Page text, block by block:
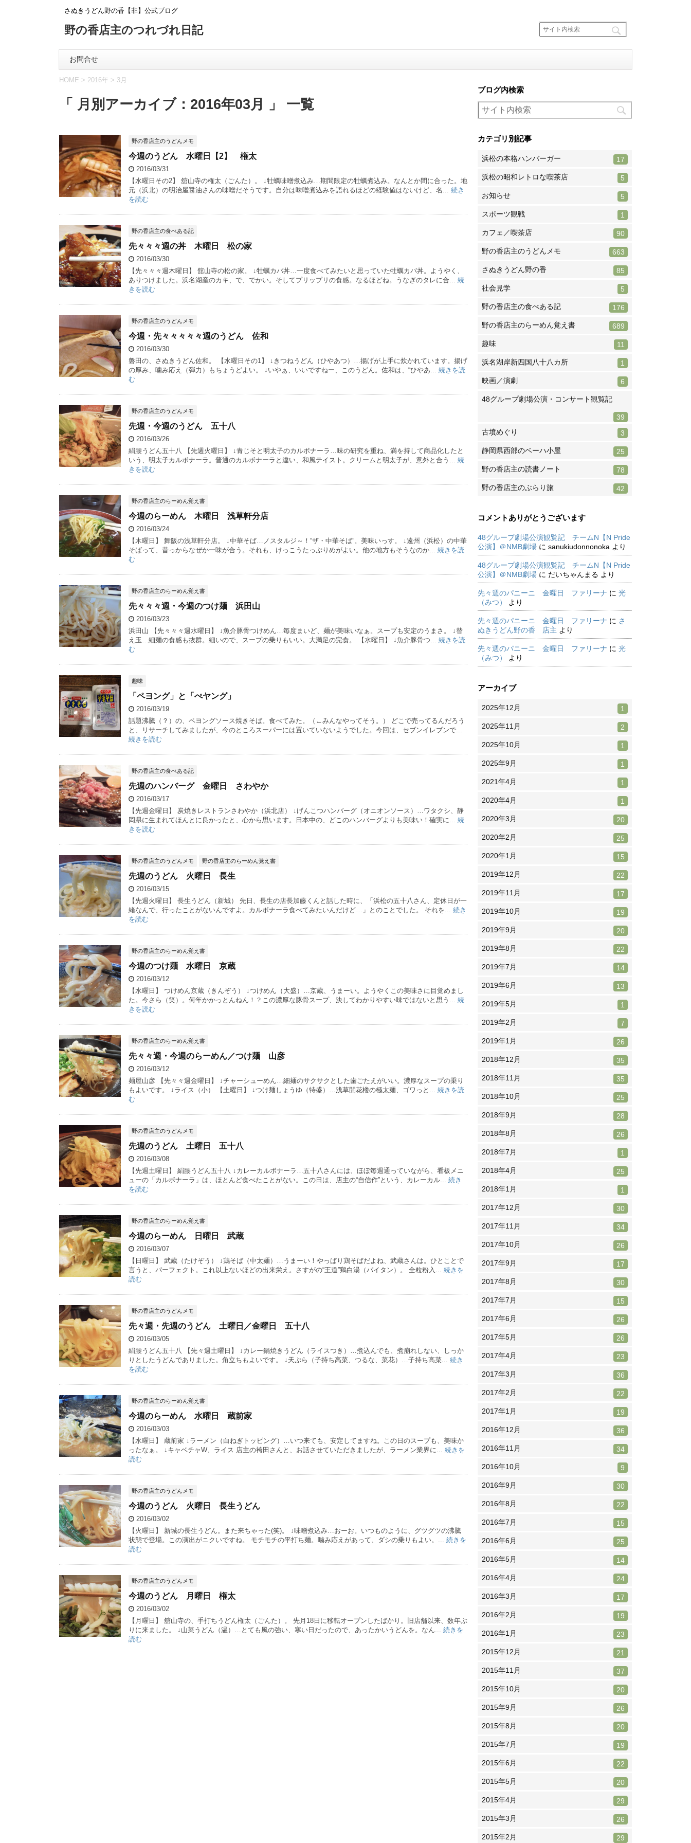
さぬきうどん野の香【非】公式ブログ
野の香店主のつれづれ日記
お問合せ
HOME > 2016年 > 3月
「 月別アーカイブ：2016年03月 」 一覧
野の香店主のうどんメモ
今週のうどん 水曜日【2】 権太
2016/03/31
【水曜日その2】 舘山寺の権太（ごんた）。 ↓牡蠣味噌煮込み…期間限定の牡蠣煮込み。なんとか間に合った。地
元（浜北）の明治屋醤油さんの味噌だそうです。自分は味噌煮込みを語れるほどの経験値はないけど、名... 続き
を読む
野の香店主の食べある記
先々々々週の丼 木曜日 松の家
2016/03/30
【先々々々週木曜日】 舘山寺の松の家。 ↓牡蠣カバ丼…一度食べてみたいと思っていた牡蠣カバ丼。ようやく、
ありつけました。浜名湖産のカキ、で、でかい。そしてプリップリの食感。なるほどね。うなぎのタレに合... 続
きを読む
野の香店主のうどんメモ
今週・先々々々々々週のうどん 佐和
2016/03/30
磐田の、さぬきうどん佐和。 【水曜日その1】 ↓きつねうどん（ひやあつ）…揚げが上手に炊かれています。揚げ
の厚み、噛み応え（弾力）もちょうどよい。 ↓いやぁ、いいですねー、このうどん。佐和は、“ひやあ... 続きを読
む
野の香店主のうどんメモ
先週・今週のうどん 五十八
2016/03/26
絹腰うどん五十八 【先週火曜日】 ↓青じそと明太子のカルボナーラ…味の研究を重ね、満を持して商品化したと
いう、明太子カルボナーラ。普通のカルボナーラと違い、和風テイスト。クリームと明太子が、意外と合う... 続
きを読む
野の香店主のらーめん覚え書
今週のらーめん 木曜日 浅草軒分店
2016/03/24
【木曜日】 舞阪の浅草軒分店。 ↓中華そば…ノスタルジ～！“ザ・中華そば”。美味いっす。 ↓遠州（浜松）の中華
そばって、昔っからなぜか一味が合う。それも、けっこうたっぷりめがよい。他の地方もそうなのか... 続きを読
む
野の香店主のらーめん覚え書
先々々々週・今週のつけ麺 浜田山
2016/03/23
浜田山 【先々々々週水曜日】 ↓魚介豚骨つけめん…毎度まいど、麺が美味いなぁ。スープも安定のうまさ。 ↓替
え玉…細麺の食感も抜群。細いので、スープの乗りもいい。大満足の完食。 【水曜日】 ↓魚介豚骨つ... 続きを読
む
趣味
「ペヨング」と「ぺヤング」
2016/03/19
話題沸騰（？）の、ペヨングソース焼きそば。食べてみた。（←みんなやってそう。） どこで売ってるんだろう
と、リサーチしてみましたが、今のところスーパーには置いていないようでした。今回は、セブンイレブンで...
続きを読む
野の香店主の食べある記
先週のハンバーグ 金曜日 さわやか
2016/03/17
【先週金曜日】 炭焼きレストランさわやか（浜北店） ↓げんこつハンバーグ（オニオンソース）…ワタクシ、静
岡県に生まれてほんとに良かったと、心から思います。日本中の、どこのハンバーグよりも美味い！確実に... 続
きを読む
野の香店主のうどんメモ 野の香店主のらーめん覚え書
先週のうどん 火曜日 長生
2016/03/15
【先週火曜日】 長生うどん（新城） 先日、長生の店長加藤くんと話した時に、「浜松の五十八さん、定休日が一
緒なんで、行ったことがないんですよ。カルボナーラ食べてみたいんだけど…」とのことでした。 それを... 続き
を読む
野の香店主のらーめん覚え書
今週のつけ麺 水曜日 京蔵
2016/03/12
【水曜日】 つけめん京蔵（きんぞう） ↓つけめん（大盛）…京蔵、うまーい。ようやくこの美味さに目覚めまし
た。今さら（笑）。何年かかっとんねん！？この濃厚な豚骨スープ、決してわかりやすい味ではないと思う... 続
きを読む
野の香店主のらーめん覚え書
先々々週・今週のらーめん／つけ麺 山彦
2016/03/12
麺屋山彦 【先々々週金曜日】 ↓チャーシューめん…細麺のサクサクとした歯ごたえがいい。濃厚なスープの乗り
もよいです。 ↓ライス（小） 【土曜日】 ↓つけ麺しょうゆ（特盛）…浅草開花楼の極太麺、ゴワっと... 続きを読
む
野の香店主のうどんメモ
先週のうどん 土曜日 五十八
2016/03/08
【先週土曜日】 絹腰うどん五十八 ↓カレーカルボナーラ…五十八さんには、ほぼ毎週通っていながら、看板メニ
ューの「カルボナーラ」は、ほとんど食べたことがない。この日は、店主の“自信作”という、カレーカル... 続き
を読む
野の香店主のらーめん覚え書
今週のらーめん 日曜日 武蔵
2016/03/07
【日曜日】 武蔵（たけぞう） ↓鶏そば（中太麺）…うまーい！やっぱり鶏そばだよね、武蔵さんは。ひとことで
言うと、パーフェクト。これ以上ないほどの出来栄え。さすがの“王道”鶏白湯（パイタン）。 全粒粉入... 続きを
読む
野の香店主のうどんメモ
先々週・先週のうどん 土曜日／金曜日 五十八
2016/03/05
絹腰うどん五十八 【先々週土曜日】 ↓カレー鍋焼きうどん（ライスつき）…煮込んでも、煮崩れしない、しっか
りとしたうどんでありました。角立ちもよいです。 ↓天ぷら（子持ち高菜、つるな、菜花）…子持ち高菜... 続き
を読む
野の香店主のらーめん覚え書
今週のらーめん 水曜日 蔵前家
2016/03/03
【水曜日】 蔵前家 ↓ラーメン（白ねぎトッピング）…いつ来ても、安定してますね。この日のスープも、美味か
ったなぁ。 ↓キャベチャW、ライス 店主の袴田さんと、お話させていただきましたが、ラーメン業界に... 続きを
読む
野の香店主のうどんメモ
今週のうどん 火曜日 長生うどん
2016/03/02
【火曜日】 新城の長生うどん。また来ちゃった(笑)。 ↓味噌煮込み…おーお。いつものように、グツグツの沸騰
状態で登場。この演出がニクいですね。 モチモチの平打ち麺。噛み応えがあって、ダシの乗りもよい。... 続きを
読む
野の香店主のうどんメモ
今週のうどん 月曜日 権太
2016/03/02
【月曜日】 舘山寺の、手打ちうどん権太（ごんた）。 先月18日に移転オープンしたばかり。旧店舗以来、数年ぶ
りに来ました。 ↓山菜うどん（温）…とても風の強い、寒い日だったので、あったかいうどんを。なん... 続きを
読む
ブログ内検索
カテゴリ別記事
浜松の本格ハンバーガー 17
浜松の昭和レトロな喫茶店 5
お知らせ 5
スポーツ観戦 1
カフェ／喫茶店 90
野の香店主のうどんメモ 663
さぬきうどん野の香 85
社会見学 5
野の香店主の食べある記 176
野の香店主のらーめん覚え書 689
趣味 11
浜名湖岸新四国八十八カ所 1
映画／演劇 6
48グループ劇場公演・コンサート観覧記
39
古墳めぐり
3
静岡県西部のベーハ小屋 25
野の香店主の読書ノート 78
野の香店主のぶらり旅 42
コメントありがとうございます
48グループ劇場公演観覧記 チームN【N Pride
公演】＠NMB劇場 に sanukiudonnonoka より
48グループ劇場公演観覧記 チームN【N Pride
公演】＠NMB劇場 に だいちゃんまる より
先々週のパニーニ 金曜日 ファリーナ に 光
（みつ）
より
先々週のパニーニ 金曜日 ファリーナ に さ
ぬきうどん野の香 店主 より
先々週のパニーニ 金曜日 ファリーナ に 光
（みつ）
より
アーカイブ
2025年12月 1
2025年11月 2
2025年10月 1
2025年9月 1
2021年4月 1
2020年4月 1
2020年3月 20
2020年2月 25
2020年1月 15
2019年12月 22
2019年11月 17
2019年10月 19
2019年9月 20
2019年8月 22
2019年7月 14
2019年6月 13
2019年5月 1
2019年2月 7
2019年1月 26
2018年12月 35
2018年11月 35
2018年10月 25
2018年9月 28
2018年8月 26
2018年7月 1
2018年4月 25
2018年1月 1
2017年12月 30
2017年11月 34
2017年10月 26
2017年9月 17
2017年8月 30
2017年7月 15
2017年6月 26
2017年5月 26
2017年4月 23
2017年3月 36
2017年2月 22
2017年1月 19
2016年12月 36
2016年11月 34
2016年10月 9
2016年9月 30
2016年8月 22
2016年7月 15
2016年6月 25
2016年5月 14
2016年4月 24
2016年3月 17
2016年2月 19
2016年1月 23
2015年12月 21
2015年11月 37
2015年10月 20
2015年9月 26
2015年8月 20
2015年7月 19
2015年6月 22
2015年5月 20
2015年4月 29
2015年3月 26
2015年2月 29